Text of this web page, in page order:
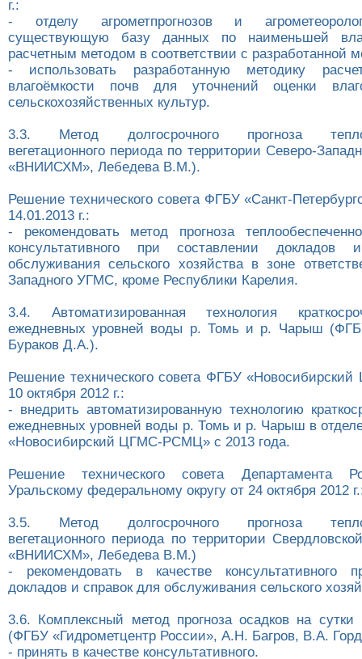
г.:
- отделу агрометпрогнозов и
существующую базу данных по наименьшей
расчетным методом в соответствии с разработанной
- использовать разработанную методику
влагоёмкости почв для уточнений оценки
сельскохозяйственных культур.
3.3. Метод долгосрочного прогноза
вегетационного периода по территории Северо-
«ВНИИСХМ», Лебедева В.М.).
Решение технического совета ФГБУ «Санкт-
14.01.2013 г.:
- рекомендовать метод прогноза
консультативного при составлении
обслуживания сельского хозяйства в зоне
Западного УГМС, кроме Республики Карелия.
3.4. Автоматизированная технология
ежедневных уровней воды р. Томь и р. Чарыш
Бураков Д.А.).
Решение технического совета ФГБУ
10 октября 2012 г.:
- внедрить автоматизированную технологию
ежедневных уровней воды р. Томь и р. Чарыш в
«Новосибирский ЦГМС-РСМЦ» с 2013 года.
Решение технического совета Департамента
Уральскому федеральному округу от 24 октября 2012
3.5. Метод долгосрочного прогноза
вегетационного периода по территории
«ВНИИСХМ», Лебедева В.М.)
- рекомендовать в качестве консультативного
докладов и справок для обслуживания сельского
3.6. Комплексный метод прогноза осадков на сутки
(ФГБУ «Гидрометцентр России», А.Н. Багров, В.А.
- принять в качестве консультативного.